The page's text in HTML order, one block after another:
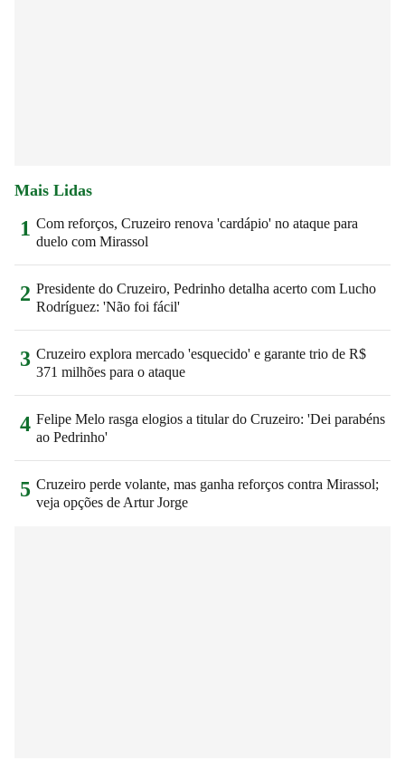
Mais Lidas
1 Com reforços, Cruzeiro renova 'cardápio' no ataque para
duelo com Mirassol
2 Presidente do Cruzeiro, Pedrinho detalha acerto com Lucho
Rodríguez: 'Não foi fácil'
3 Cruzeiro explora mercado 'esquecido' e garante trio de R$
371 milhões para o ataque
4 Felipe Melo rasga elogios a titular do Cruzeiro: 'Dei parabéns
ao Pedrinho'
5 Cruzeiro perde volante, mas ganha reforços contra Mirassol;
veja opções de Artur Jorge